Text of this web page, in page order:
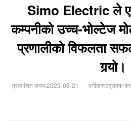
Simo Electric ले
कम्पनीको उच्च-भोल्टेज
प्रणालीको विफलता
गर्‍यो।
प्रकाशित समय:2023-08-21 वर्गीकरण:ग्राहक